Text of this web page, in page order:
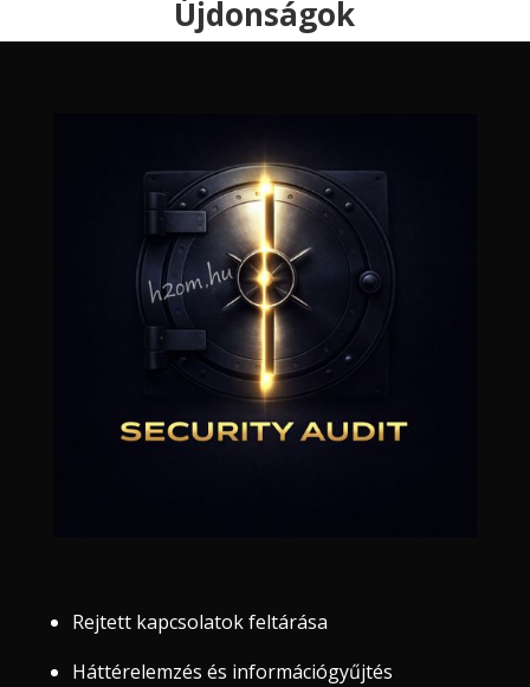
Újdonságok
Rejtett kapcsolatok feltárása
Háttérelemzés és információgyűjtés